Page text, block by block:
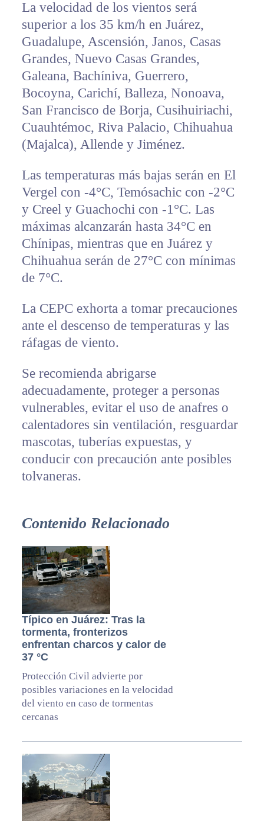
La velocidad de los vientos será
superior a los 35 km/h en Juárez,
Guadalupe, Ascensión, Janos, Casas
Grandes, Nuevo Casas Grandes,
Galeana, Bachíniva, Guerrero,
Bocoyna, Carichí, Balleza, Nonoava,
San Francisco de Borja, Cusihuiriachi,
Cuauhtémoc, Riva Palacio, Chihuahua
(Majalca), Allende y Jiménez.
Las temperaturas más bajas serán en El
Vergel con -4°C, Temósachic con -2°C
y Creel y Guachochi con -1°C. Las
máximas alcanzarán hasta 34°C en
Chínipas, mientras que en Juárez y
Chihuahua serán de 27°C con mínimas
de 7°C.
La CEPC exhorta a tomar precauciones
ante el descenso de temperaturas y las
ráfagas de viento.
Se recomienda abrigarse
adecuadamente, proteger a personas
vulnerables, evitar el uso de anafres o
calentadores sin ventilación, resguardar
mascotas, tuberías expuestas, y
conducir con precaución ante posibles
tolvaneras.
Contenido Relacionado
Típico en Juárez: Tras la
tormenta, fronterizos
enfrentan charcos y calor de
37 °C
Protección Civil advierte por
posibles variaciones en la velocidad
del viento en caso de tormentas
cercanas